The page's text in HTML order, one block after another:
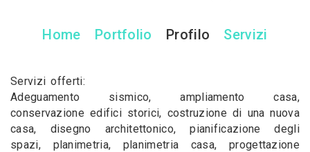
Home Portfolio Profilo Servizi
Servizi offerti:
Adeguamento sismico, ampliamento casa,
conservazione edifici storici, costruzione di una nuova
casa, disegno architettonico, pianificazione degli
spazi, planimetria, planimetria casa, progettazione